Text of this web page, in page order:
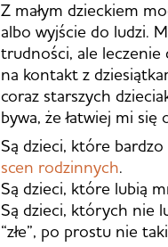
Z małym dzieckiem
albo wyjście do ludzi.
trudności, ale
na kontakt z
coraz starszych
bywa, że łatwiej mi
Są dzieci, które
scen rodzinnych.
Są dzieci, które lubią
Są dzieci, których nie
“złe”, po prostu nie